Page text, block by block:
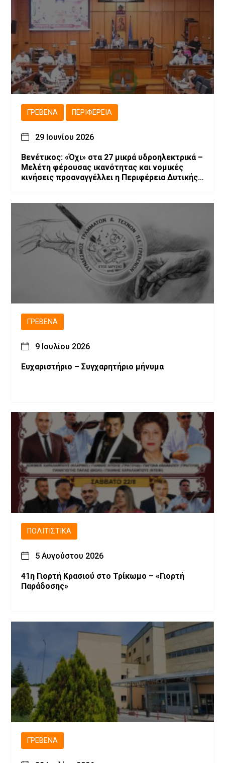
ΓΡΕΒΕΝΆ ΠΕΡΙΦΈΡΕΙΑ
29 Ιουνίου 2026
Βενέτικος: «Όχι» στα 27 μικρά υδροηλεκτρικά –
Μελέτη φέρουσας ικανότητας και νομικές
κινήσεις προαναγγέλλει η Περιφέρεια Δυτικής
ΓΡΕΒΕΝΆ
9 Ιουλίου 2026
Ευχαριστήριο – Συγχαρητήριο μήνυμα
ΠΟΛΙΤΙΣΤΙΚΆ
5 Αυγούστου 2026
41η Γιορτή Κρασιού στο Τρίκωμο – «Γιορτή
Παράδοσης»
ΓΡΕΒΕΝΆ